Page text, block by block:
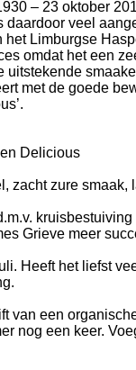
– 23 oktober
daardoor veel
het Limburgse
omdat het een
uitstekende
met de goede
Delicious
zacht zure smaak,
kruisbestuiving
Grieve meer
Heeft het liefst
van een
nog een keer.